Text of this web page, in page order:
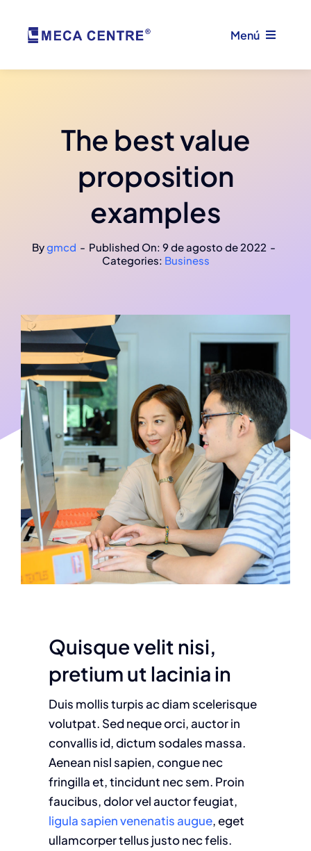
contenido
Menú
Empresa
Servicio técnico
Tienda
Contacto
The best value
proposition
examples
Bygmcd - Published On: 9 de agosto de 2022 -
Categories: Business
Quisque velit nisi,
pretium ut lacinia in
Duis mollis turpis ac diam scelerisque
volutpat. Sed neque orci, auctor in
convallis id, dictum sodales massa.
Aenean nisl sapien, congue nec
fringilla et, tincidunt nec sem. Proin
faucibus, dolor vel auctor feugiat,
ligula sapien venenatis augue, eget
ullamcorper tellus justo nec felis.